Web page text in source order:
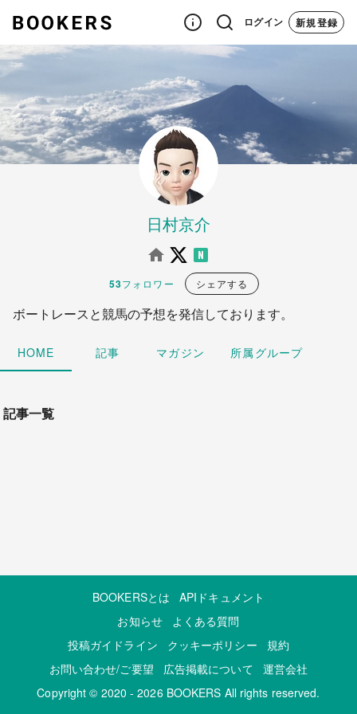
ログイン 新規登録
日村京介
53フォロワー シェアする
ボートレースと競馬の予想を発信しております。
HOME 記事 マガジン 所属グループ
記事一覧
BOOKERSとは
APIドキュメント
お知らせ
よくある質問
投稿ガイドライン
クッキーポリシー
規約
お問い合わせ/ご要望
広告掲載について
運営会社
Copyright © 2020 - 2026 BOOKERS All rights reserved.